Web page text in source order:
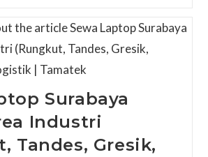
Surabaya
Industri
Tandes, Gresik,